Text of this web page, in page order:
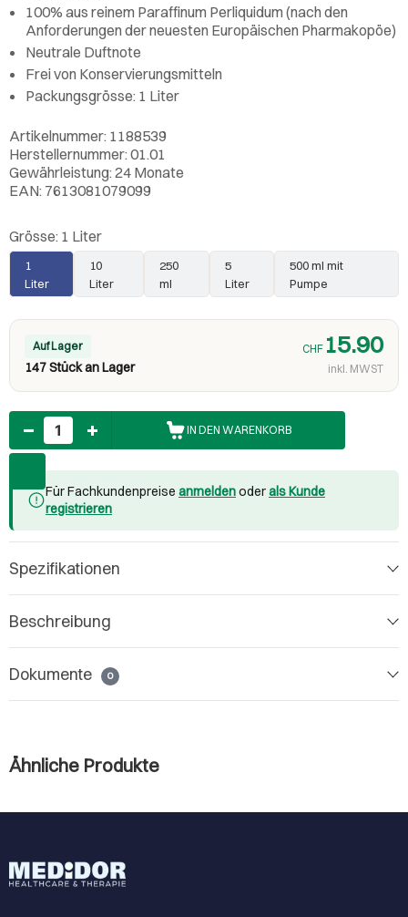
100% aus reinem Paraffinum Perliquidum (nach den
Anforderungen der neuesten Europäischen Pharmakopöe)
Neutrale Duftnote
Frei von Konservierungsmitteln
Packungsgrösse: 1 Liter
Artikelnummer: 1188539
Herstellernummer: 01.01
Gewährleistung: 24 Monate
EAN: 7613081079099
Grösse: 1 Liter
1
Liter
10
Liter
250
ml
5
Liter
500 ml mit
Pumpe
Auf Lager
147 Stück an Lager
CHF 15.90
inkl. MWST
Anzahl
IN DEN WARENKORB
Für Fachkundenpreise anmeldenoderals Kunde
registrieren
Spezifikationen
Beschreibung
Dokumente 0
Ähnliche Produkte